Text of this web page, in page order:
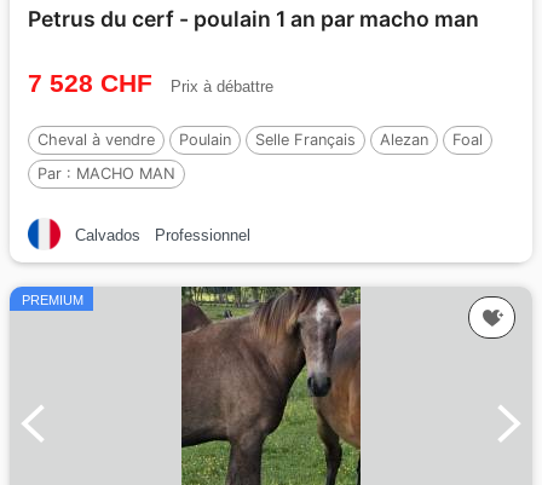
Petrus du cerf - poulain 1 an par macho man
7 528 CHF Prix à débattre
Cheval à vendre Poulain Selle Français Alezan
Foal
Par : MACHO MAN
Calvados Professionnel
PREMIUM